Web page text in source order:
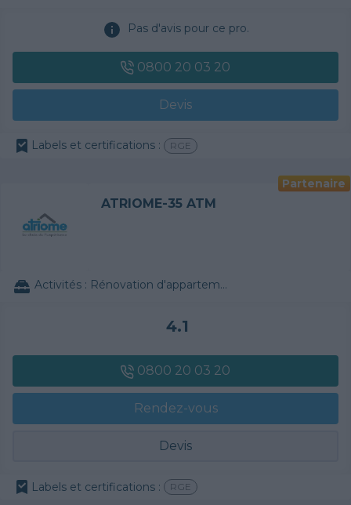
Pas d'avis pour ce pro.
0800 20 03 20
Devis
Labels et certifications : RGE
Partenaire
ATRIOME-35 ATM
Activités : Rénovation d'appartement / de maison, Couverture tuiles / petits éléments, Alarme, Traitement de l'eau, Escalier en bois, Vitrerie
4.1
0800 20 03 20
Rendez-vous
Devis
Labels et certifications : RGE